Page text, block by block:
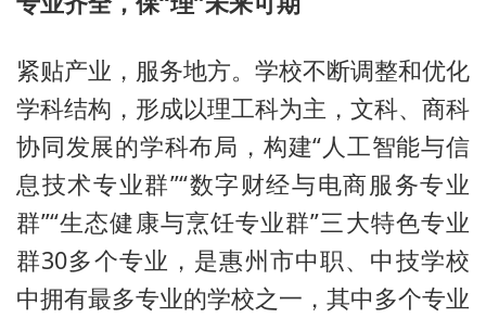
紧贴产业，服务地方。学校不断调整和优化
学科结构，形成以理工科为主，文科、商科
协同发展的学科布局，构建“人工智能与信
息技术专业群”“数字财经与电商服务专业
群”“生态健康与烹饪专业群”三大特色专业
群30多个专业，是惠州市中职、中技学校
中拥有最多专业的学校之一，其中多个专业